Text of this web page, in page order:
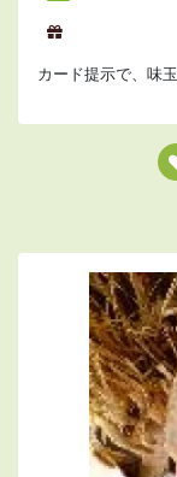
カード提示で、味